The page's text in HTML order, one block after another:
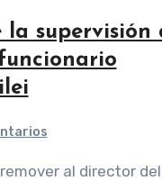
la supervisión